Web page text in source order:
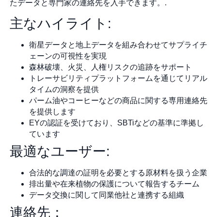
たデータと専門家の連絡先を入手できます。.
主なハイライト:
衛星データと地上データを組み合わせてサプライチ
ェーンの可視性を実現
森林破壊、火災、人権リスクの追跡をサポート
トレーサビリティプラットフォームを通じてリアル
タイムの洞察を提供
パーム油やコーヒーなどの商品に関する専用連絡先
を提供します
EYの認証を受けており、SBTiなどの基準に準拠し
ています
最適なユーザー:
合法的な調達の証明を必要とする原材料を扱う企業
排出量や在来植物の保護について報告するチーム
データ交換に関して同業他社と連携する組織
連絡先：